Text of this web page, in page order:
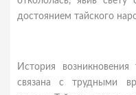
достоянием тайского
История
связана с трудными